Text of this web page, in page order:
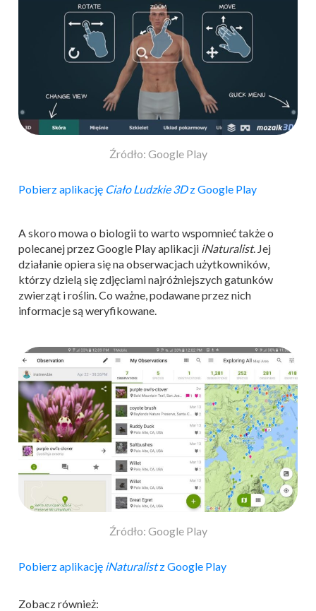
Źródło: Google Play
Pobierz aplikację Ciało Ludzkie 3Dz Google Play
A skoro mowa o biologii to warto wspomnieć także o
polecanej przez Google Play aplikacji iNaturalist. Jej
działanie opiera się na obserwacjach użytkowników,
którzy dzielą się zdjęciami najróżniejszych gatunków
zwierząt i roślin. Co ważne, podawane przez nich
informacje są weryfikowane.
Źródło: Google Play
Pobierz aplikację iNaturalistz Google Play
Zobacz również: